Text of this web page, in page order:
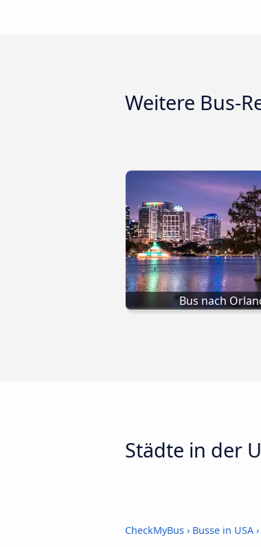
Weitere Bus-
Bus nach
Städte in der
CheckMyBus › Busse in USA